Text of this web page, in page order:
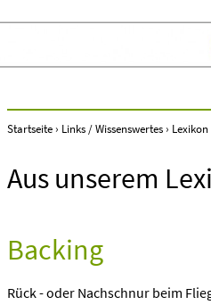
Startseite› Links / Wissenswertes› Lexikon
Aus unserem
Backing
Rück - oder Nachschnur beim